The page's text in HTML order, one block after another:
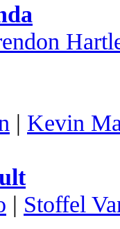
| Kevin
| Stoffel